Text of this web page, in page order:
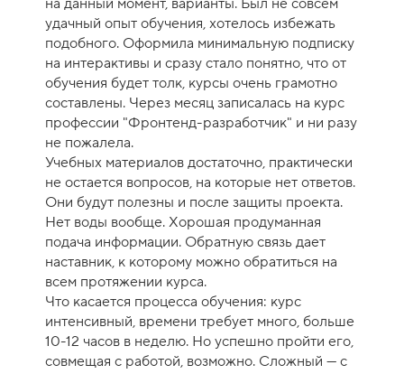
к
а
к
у
р
с
а
-
1
0
на данный момент, варианты. Был не совсем
удачный опыт обучения, хотелось избежать
подобного. Оформила минимальную подписку
на интерактивы и сразу стало понятно, что от
обучения будет толк, курсы очень грамотно
составлены. Через месяц записалась на курс
профессии "Фронтенд-разработчик" и ни разу
не пожалела.
Учебных материалов достаточно, практически
не остается вопросов, на которые нет ответов.
Они будут полезны и после защиты проекта.
Нет воды вообще. Хорошая продуманная
подача информации. Обратную связь дает
наставник, к которому можно обратиться на
всем протяжении курса.
Что касается процесса обучения: курс
интенсивный, времени требует много, больше
10-12 часов в неделю. Но успешно пройти его,
совмещая с работой, возможно. Сложный — с